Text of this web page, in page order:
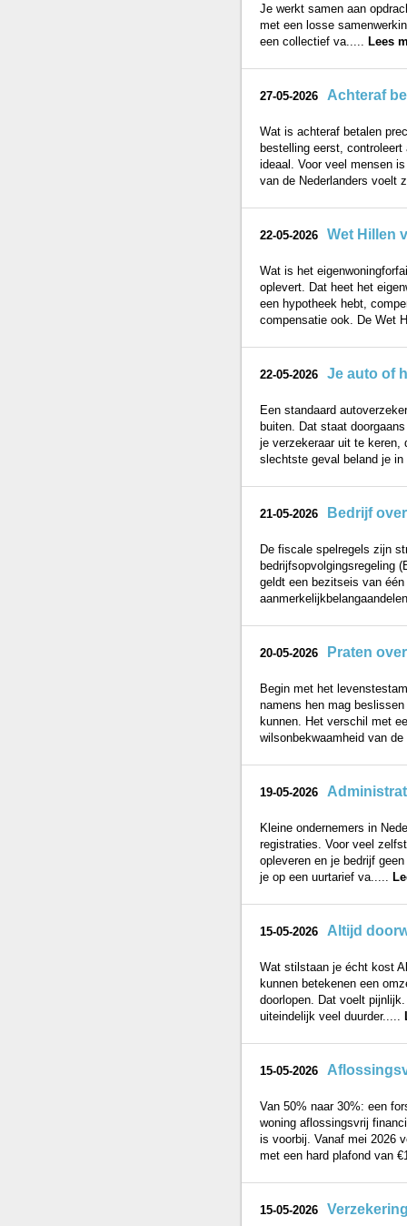
Je werkt samen aan
met een losse
een collectief va..... Lees
27-05-2026 Achteraf
Wat is achteraf betalen
bestelling eerst,
ideaal. Voor veel mensen
van de Nederlanders voelt
22-05-2026 Wet Hillen
Wat is het
oplevert. Dat heet het
een hypotheek hebt,
compensatie ook. De Wet
22-05-2026 Je auto of
Een standaard
buiten. Dat staat
je verzekeraar uit te keren,
slechtste geval beland je
21-05-2026 Bedrijf
De fiscale spelregels zijn
bedrijfsopvolgingsregeling
geldt een bezitseis van
20-05-2026 Praten
Begin met het
namens hen mag
kunnen. Het verschil met
wilsonbekwaamheid van
19-05-2026
Kleine ondernemers in
registraties. Voor veel
opleveren en je bedrijf
je op een uurtarief va.....
15-05-2026 Altijd
Wat stilstaan je écht kost
kunnen betekenen een
doorlopen. Dat voelt
uiteindelijk veel duurder.....
15-05-2026
Van 50% naar 30%: een
woning aflossingsvrij
is voorbij. Vanaf mei 2026
met een hard plafond van
15-05-2026